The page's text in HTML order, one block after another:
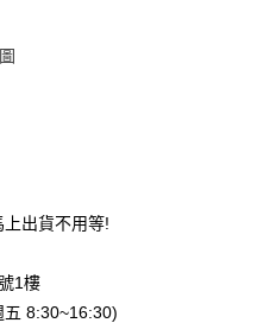
永豐商業銀行
出貨不用等!
1樓
8:30~16:30)